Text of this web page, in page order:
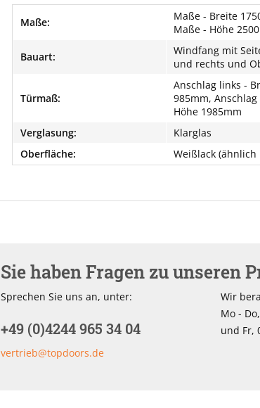
Maße:
Maße - Breite
Maße - Höhe
Bauart:
Windfang mit
und rechts und
Türmaß:
Anschlag links -
985mm, Anschlag
Höhe 1985mm
Verglasung:
Klarglas
Oberfläche:
Weißlack (ähnlich
Sie haben Fragen zu unseren
Sprechen Sie uns an, unter:
+49 (0)4244 965 34 04
vertrieb@topdoors.de
Wir
Mo -
und Fr,